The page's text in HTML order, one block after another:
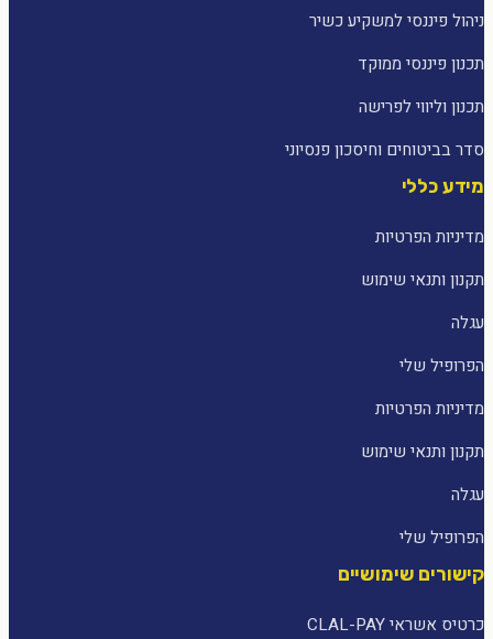
ניהול פיננסי למשקיע כשיר
תכנון פיננסי ממוקד
תכנון וליווי לפרישה
סדר בביטוחים וחיסכון פנסיוני
מידע כללי
מדיניות הפרטיות
תקנון ותנאי שימוש
עגלה
הפרופיל שלי
מדיניות הפרטיות
תקנון ותנאי שימוש
עגלה
הפרופיל שלי
קישורים שימושיים
כרטיס אשראי CLAL-PAY